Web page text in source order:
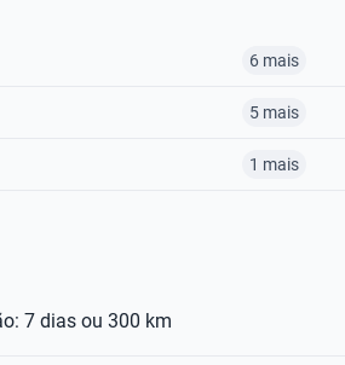
6 mais
5 mais
1 mais
7 dias ou 300 km